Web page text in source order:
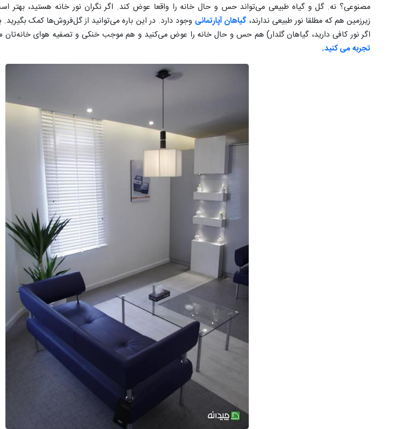
مصنوعی؟ نه. گل و گیاه طبیعی می‌تواند حس و حال خانه را واقعا عوض کند. اگر نگران نور خانه هستید، بهتر
زیرزمین هم که مطلقا نور طبیعی ندارند،گیاهان آپارتمانی وجود دارد. در این باره می‌توانید از گل‌فروش‌ها کمک
اگر نور کافی دارید، گیاهان گلدار) هم حس و حال خانه را عوض می‌کنید و هم موجب خنکی و تصفیه هوای
تجربه می کنید.